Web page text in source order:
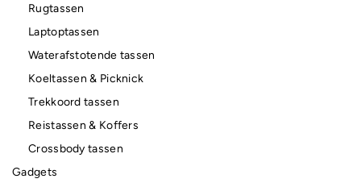
Rugtassen
Laptoptassen
Waterafstotende tassen
Koeltassen & Picknick
Trekkoord tassen
Reistassen & Koffers
Crossbody tassen
Gadgets